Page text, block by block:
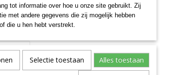
tot informatie over hoe u onze site gebruikt. Zij
met andere gegevens die zij mogelijk hebben
die u hen hebt verstrekt.
Selectie toestaan Alles toestaan